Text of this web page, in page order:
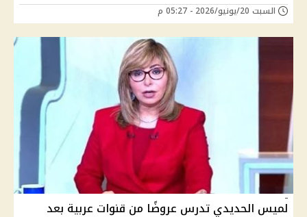
السبت 20/يونيو/2026 - 05:27 م
لميس الحديدي تدرس عروضًا من قنوات عربية بعد